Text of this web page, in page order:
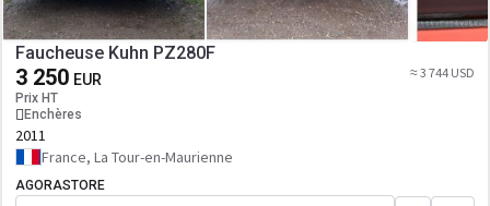
Faucheuse Kuhn PZ280F
3 250 EUR
Prix HT
Enchères
≈ 3 744 USD
2011
France, La Tour-en-Maurienne
AGORASTORE